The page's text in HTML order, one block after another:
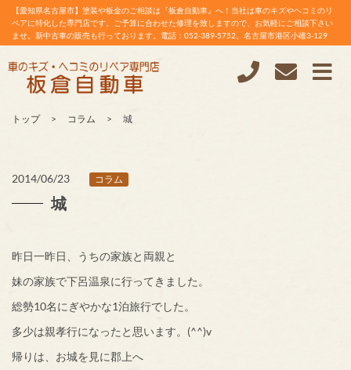
【愛知県名古屋市】塗装や板金のご相談は『板倉自動車』へ！当社は車のキズやヘコミのリ
ペアに特化した専門店です。ご予算に合わせた修理を致しますので、お気軽にご相談下さい
ませ。新中古車の販売も行っております。電話：052-389-5752。名古屋市港区小碓3-129
トップ コラム 城
2014/06/23 コラム
城
昨日一昨日、うちの家族と両親と
妹の家族で下呂温泉に行ってきました。
総勢10名にぎやかな1泊旅行でした。
多少は親孝行になったと思います。(^^)v
帰りは、お城を見に郡上へ